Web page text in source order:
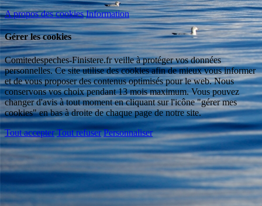
A propos des cookies Information
Gérer les cookies
Comitedespeches-Finistere.fr veille à protéger vos données
personnelles. Ce site utilise des cookies afin de mieux vous informer
et de vous proposer des contenus optimisés pour le web. Nous
conservons vos choix pendant 13 mois maximum. Vous pouvez
changer d'avis à tout moment en cliquant sur l'icône "gérer mes
cookies" en bas à droite de chaque page de notre site.
Tout accepter Tout refuser Personnaliser